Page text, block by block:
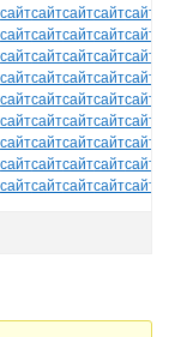
сайтсайтсайтсайтсайт
сайтсайтсайтсайтсайт
сайтсайтсайтсайтсайт
сайтсайтсайтсайтсайт
сайтсайтсайтсайтсайт
сайтсайтсайтсайтсайт
сайтсайтсайтсайтсайт
сайтсайтсайтсайтсайт
сайтсайтсайтсайтсайт